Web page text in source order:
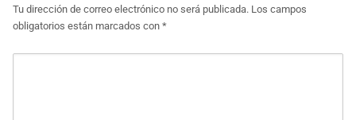
Tu dirección de correo electrónico no será publicada. Los campos
obligatorios están marcados con *